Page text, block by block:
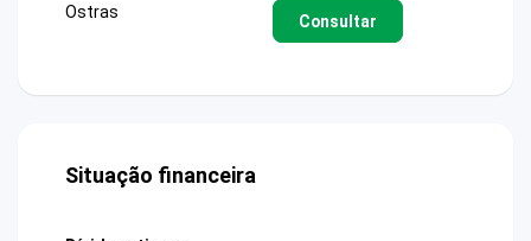
Ostras
Consultar
Situação financeira